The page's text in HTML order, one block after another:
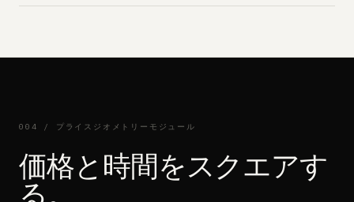
004 / プライスジオメトリーモジュール
価格と時間をスクエアす
る。